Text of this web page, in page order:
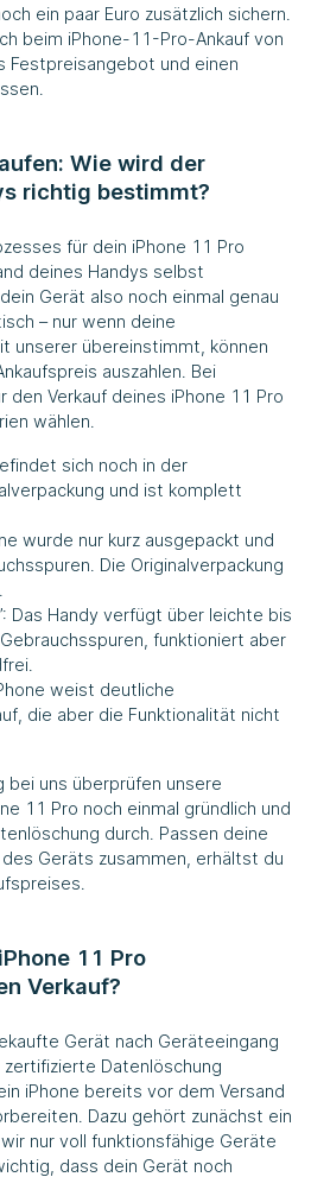
ein paar Euro zusätzlich sichern.
beim iPhone-11-Pro-Ankauf von
Festpreisangebot und einen
Wie wird der
richtig bestimmt?
für dein iPhone 11 Pro
deines Handys selbst
Gerät also noch einmal genau
– nur wenn deine
unserer übereinstimmt, können
auszahlen. Bei
den Verkauf deines iPhone 11 Pro
wählen.
sich noch in der
und ist komplett
wurde nur kurz ausgepackt und
Die Originalverpackung
Das Handy verfügt über leichte bis
funktioniert aber
weist deutliche
die aber die Funktionalität nicht
bei uns überprüfen unsere
11 Pro noch einmal gründlich und
durch. Passen deine
Geräts zusammen, erhältst du
11 Pro
Verkauf?
Gerät nach Geräteeingang
Datenlöschung
iPhone bereits vor dem Versand
Dazu gehört zunächst ein
nur voll funktionsfähige Geräte
dass dein Gerät noch